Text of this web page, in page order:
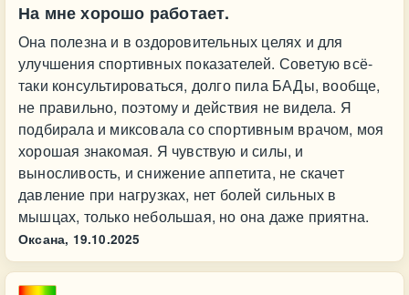
На мне хорошо работает.
Она полезна и в оздоровительных целях и для
улучшения спортивных показателей. Советую всё-
таки консультироваться, долго пила БАДы, вообще,
не правильно, поэтому и действия не видела. Я
подбирала и миксовала со спортивным врачом, моя
хорошая знакомая. Я чувствую и силы, и
выносливость, и снижение аппетита, не скачет
давление при нагрузках, нет болей сильных в
мышцах, только небольшая, но она даже приятна.
Оксана, 19.10.2025